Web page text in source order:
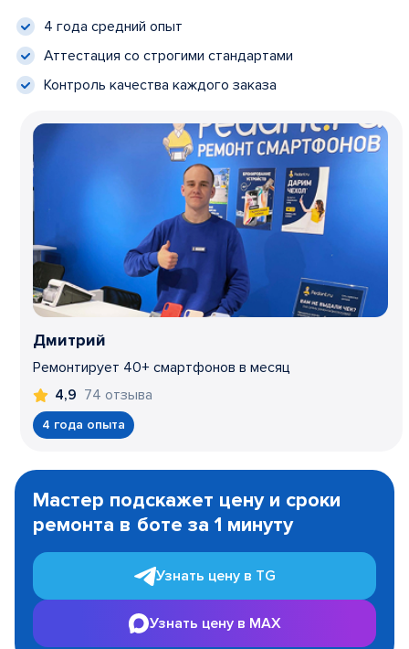
4 года средний опыт
Аттестация со строгими стандартами
Контроль качества каждого заказа
Дмитрий
Ремонтирует 40+ смартфонов в месяц
4,9 74 отзыва
4 года опыта
1
Мастер подскажет цену и сроки
ремонта в боте за 1 минуту
Узнать цену в TG
Узнать цену в MAX